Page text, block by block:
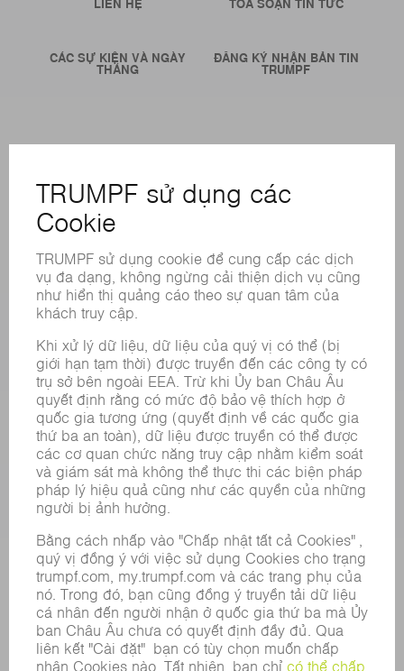
LIÊN HỆ TÒA SOẠN TIN TỨC
CÁC SỰ KIỆN VÀ NGÀY
THÁNG
ĐĂNG KÝ NHẬN BẢN TIN
TRUMPF
LIÊN HỆ
ĐỊA ĐIỂM
CÁC SỰ KIỆN VÀ NGÀY THÁNG
BẢNG DỮ LIỆU AN TOÀN HÓA CHẤT
SẢN PHẨM
CÁC HỆ THỐNG &MÁY MÓC
CÔNG NGHỆ LASER
MÁY CÔNG CỤ
NHÀ MÁY THÔNG MINH
PHẦN MỀM
CÁC LOẠI HÌNH DỊCH VỤ
CÁC ỨNG DỤNG
CÁC LĨNH VỰC
DOANH NGHIỆP
SỰ NGHIỆP
VỊ TRÍ TUYỂN DỤNG
HỒ SƠ NĂNG LỰC CỦA TẬP ĐOÀN
BÁO CÁO THƯỜNG NIÊN
NGUYÊN TẮC DOANH NGHIỆP
TUÂN THỦ
HỆ THỐNG TỐ CÁO
BẢO MẬT
THÔNG CÁO BÁO CHÍ
TẠP CHÍ